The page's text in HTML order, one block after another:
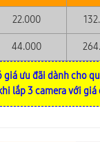
22.000
44.000
giá ưu đãi dành cho
khi lắp 3 camera với